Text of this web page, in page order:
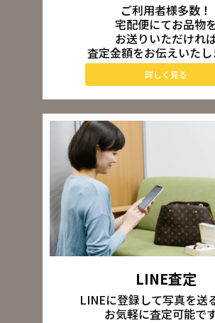
ご利用者様多数！
宅配便にてお品物を
お送りいただけれ
査定金額をお伝えいたし
詳しく見る
LINE査定
LINEに登録して写真を送
お気軽に査定可能です